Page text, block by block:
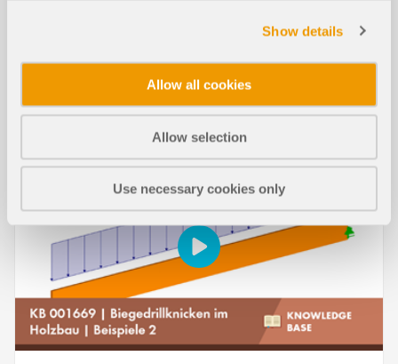
Show details
Allow all cookies
Allow selection
Use necessary cookies only
Videos